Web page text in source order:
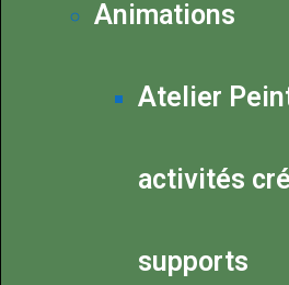
Animations
Atelier
activités
supports